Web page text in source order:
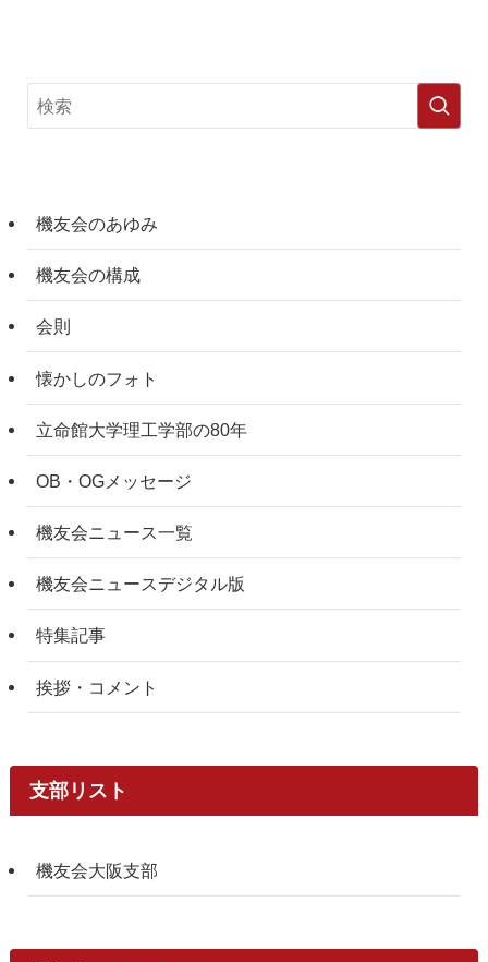
機友会のあゆみ
機友会の構成
会則
懐かしのフォト
立命館大学理工学部の80年
OB・OGメッセージ
機友会ニュース一覧
機友会ニュースデジタル版
特集記事
挨拶・コメント
支部リスト
機友会大阪支部